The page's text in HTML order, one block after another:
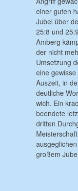
einer guten
Jubel über
25:8 und
Amberg
der nicht
Umsetzung
eine
Auszeit, in
deutliche
wich. Ein
beendete
dritten
großem